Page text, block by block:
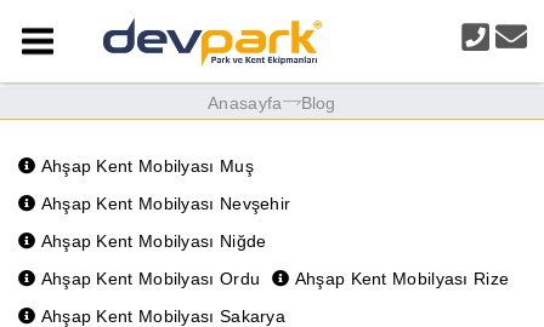
Anasayfa Blog
Ahşap Kent Mobilyası Muş
Ahşap Kent Mobilyası Nevşehir
Ahşap Kent Mobilyası Niğde
Ahşap Kent Mobilyası Ordu
Ahşap Kent Mobilyası Rize
Ahşap Kent Mobilyası Sakarya